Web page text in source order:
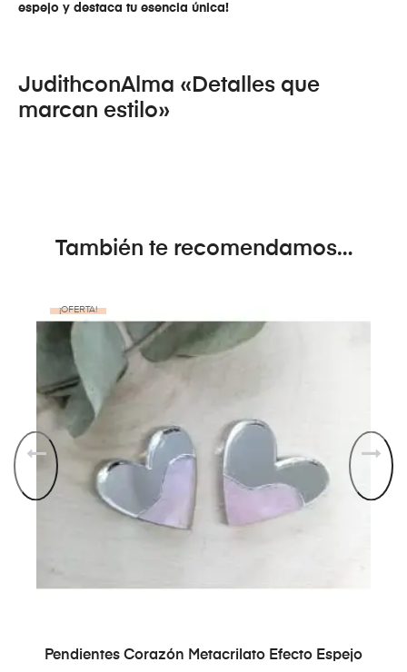
espejo y destaca tu esencia única!
JudithconAlma «Detalles que
marcan estilo»
También te recomendamos…
¡OFERTA!
AÑADIR AL CARRITO
Pendientes Corazón Metacrilato Efecto Espejo